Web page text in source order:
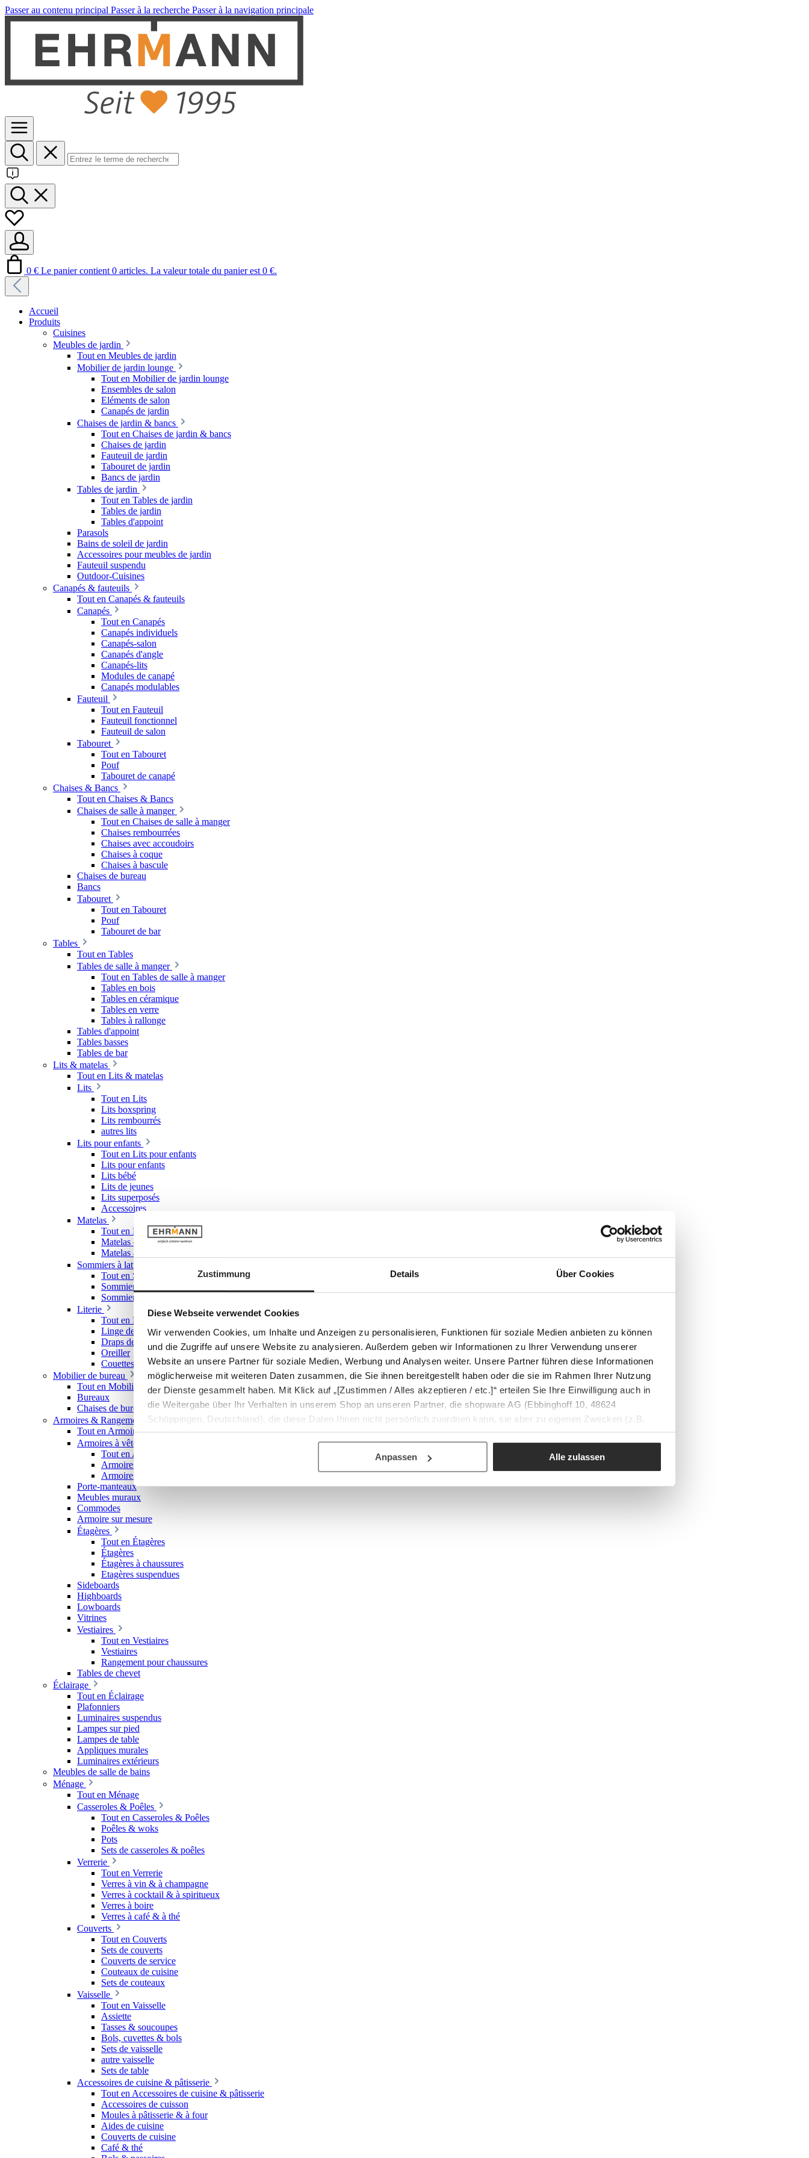
Zustimmung Details Über Cookies
Diese Webseite verwendet Cookies
Wir verwenden Cookies, um Inhalte und Anzeigen zu personalisieren, Funktionen für soziale Medien anbieten zu können
und die Zugriffe auf unsere Website zu analysieren. Außerdem geben wir Informationen zu Ihrer Verwendung unserer
Website an unsere Partner für soziale Medien, Werbung und Analysen weiter. Unsere Partner führen diese Informationen
möglicherweise mit weiteren Daten zusammen, die Sie ihnen bereitgestellt haben oder die sie im Rahmen Ihrer Nutzung
der Dienste gesammelt haben. Mit Klick auf „[Zustimmen / Alles akzeptieren / etc.]“ erteilen Sie Ihre Einwilligung auch in
die Weitergabe über Ihr Verhalten in unserem Shop an unseren Partner, die shopware AG (Ebbinghoff 10, 48624
Schöppingen, Deutschland), die diese Daten Ihnen nicht persönlich zuordnen kann, sie aber zu eigenen Zwecken (z.B.
Produktverbesserungen, Marktverhaltensanalysen) verarbeiten darf.
Anpassen Alle zulassen
Passer au contenu principal Passer à la recherche Passer à la navigation principale
0 € Le panier contient 0 articles. La valeur totale du panier est 0 €.
Accueil
Produits
Cuisines
Meubles de jardin
Tout en Meubles de jardin
Mobilier de jardin lounge
Tout en Mobilier de jardin lounge
Ensembles de salon
Eléments de salon
Canapés de jardin
Chaises de jardin & bancs
Tout en Chaises de jardin & bancs
Chaises de jardin
Fauteuil de jardin
Tabouret de jardin
Bancs de jardin
Tables de jardin
Tout en Tables de jardin
Tables de jardin
Tables d'appoint
Parasols
Bains de soleil de jardin
Accessoires pour meubles de jardin
Fauteuil suspendu
Outdoor-Cuisines
Canapés & fauteuils
Tout en Canapés & fauteuils
Canapés
Tout en Canapés
Canapés individuels
Canapés-salon
Canapés d'angle
Canapés-lits
Modules de canapé
Canapés modulables
Fauteuil
Tout en Fauteuil
Fauteuil fonctionnel
Fauteuil de salon
Tabouret
Tout en Tabouret
Pouf
Tabouret de canapé
Chaises & Bancs
Tout en Chaises & Bancs
Chaises de salle à manger
Tout en Chaises de salle à manger
Chaises rembourrées
Chaises avec accoudoirs
Chaises à coque
Chaises à bascule
Chaises de bureau
Bancs
Tabouret
Tout en Tabouret
Pouf
Tabouret de bar
Tables
Tout en Tables
Tables de salle à manger
Tout en Tables de salle à manger
Tables en bois
Tables en céramique
Tables en verre
Tables à rallonge
Tables d'appoint
Tables basses
Tables de bar
Lits & matelas
Tout en Lits & matelas
Lits
Tout en Lits
Lits boxspring
Lits rembourrés
autres lits
Lits pour enfants
Tout en Lits pour enfants
Lits pour enfants
Lits bébé
Lits de jeunes
Lits superposés
Accessoires
Matelas
Tout en Matelas
Matelas en mousse froide
Matelas à ressorts
Sommiers à lattes
Tout en Sommiers à lattes
Sommiers à lattes rigides
Sommiers à lattes réglables
Literie
Tout en Literie
Linge de lit
Draps de lit & draps-housses
Oreiller
Couettes
Mobilier de bureau
Tout en Mobilier de bureau
Bureaux
Chaises de bureau
Armoires & Rangements
Tout en Armoires & Rangements
Armoires à vêtements
Tout en Armoires à vêtements
Armoires à portes coulissantes
Armoires ouvertes
Porte-manteaux
Meubles muraux
Commodes
Armoire sur mesure
Étagères
Tout en Étagères
Étagères
Étagères à chaussures
Etagères suspendues
Sideboards
Highboards
Lowboards
Vitrines
Vestiaires
Tout en Vestiaires
Vestiaires
Rangement pour chaussures
Tables de chevet
Éclairage
Tout en Éclairage
Plafonniers
Luminaires suspendus
Lampes sur pied
Lampes de table
Appliques murales
Luminaires extérieurs
Meubles de salle de bains
Ménage
Tout en Ménage
Casseroles & Poêles
Tout en Casseroles & Poêles
Poêles & woks
Pots
Sets de casseroles & poêles
Verrerie
Tout en Verrerie
Verres à vin & à champagne
Verres à cocktail & à spiritueux
Verres à boire
Verres à café & à thé
Couverts
Tout en Couverts
Sets de couverts
Couverts de service
Couteaux de cuisine
Sets de couteaux
Vaisselle
Tout en Vaisselle
Assiette
Tasses & soucoupes
Bols, cuvettes & bols
Sets de vaisselle
autre vaisselle
Sets de table
Accessoires de cuisine & pâtisserie
Tout en Accessoires de cuisine & pâtisserie
Accessoires de cuisson
Moules à pâtisserie & à four
Aides de cuisine
Couverts de cuisine
Café & thé